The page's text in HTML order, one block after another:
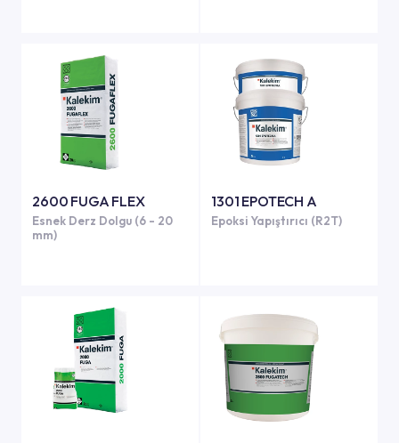
2600 FUGA FLEX
Esnek Derz Dolgu (6 - 20
mm)
1301 EPOTECH A
Epoksi Yapıştırıcı (R2T)